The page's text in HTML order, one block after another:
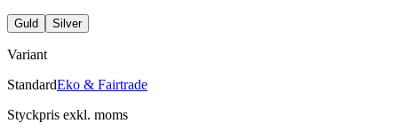
Guld Silver
Variant
StandardEko & Fairtrade
Styckpris exkl. moms